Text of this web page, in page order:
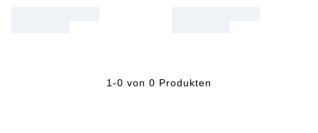
1-0 von 0 Produkten